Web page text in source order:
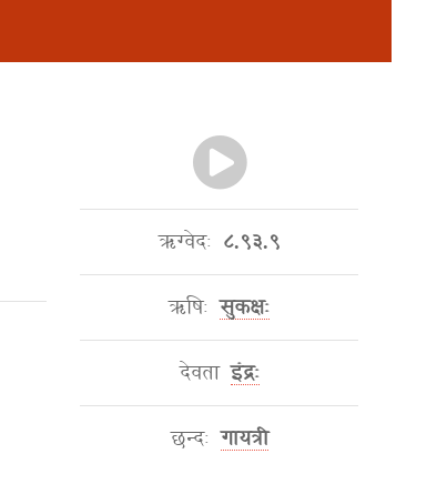
ऋग्वेदः ८.९३.९
ऋषिः सुकक्षः
देवता इंद्रः
छन्दः गायत्री